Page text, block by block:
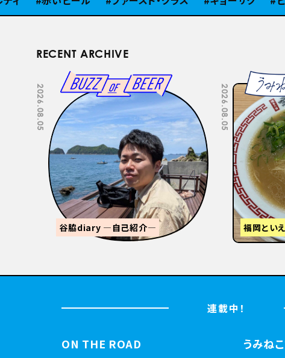
RECENT ARCHIVE
2026.07.22
STANDUMINEKOClosingPartyと
3tR
2026.07.15
【関西視
連載中！
ON THE ROAD うみね